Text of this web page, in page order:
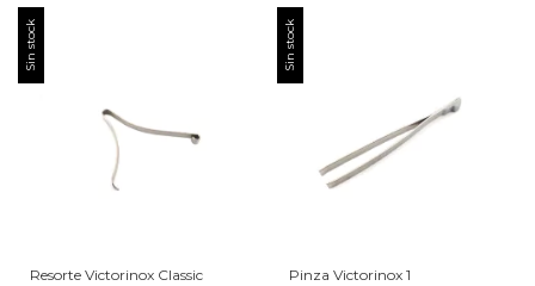
Sin stock
Resorte Victorinox Classic
Sin stock
Pinza Victorinox 1